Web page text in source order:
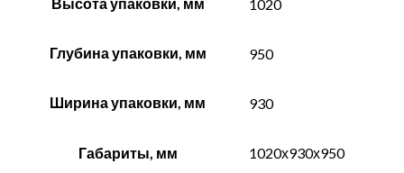
1020
Глубина упаковки, мм 950
Ширина упаковки, мм 930
Габариты, мм 1020х930х950